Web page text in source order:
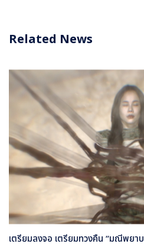
Related News
เตรียมลงจอ เตรียมทวงคืน “มณีพยา